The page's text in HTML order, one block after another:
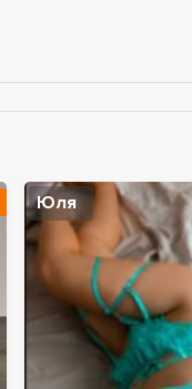
Юля